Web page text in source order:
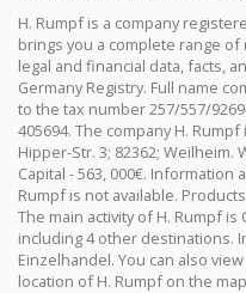
H. Rumpf is a company
brings you a complete range
legal and financial data, facts,
Germany Registry. Full name
to the tax number 257/557/
405694. The company H.
Hipper-Str. 3; 82362; Weilheim.
Capital - 563, 000€.
Rumpf is not available.
The main activity of H. Rumpf
including 4 other destinations.
Einzelhandel. You can also
location of H. Rumpf on the